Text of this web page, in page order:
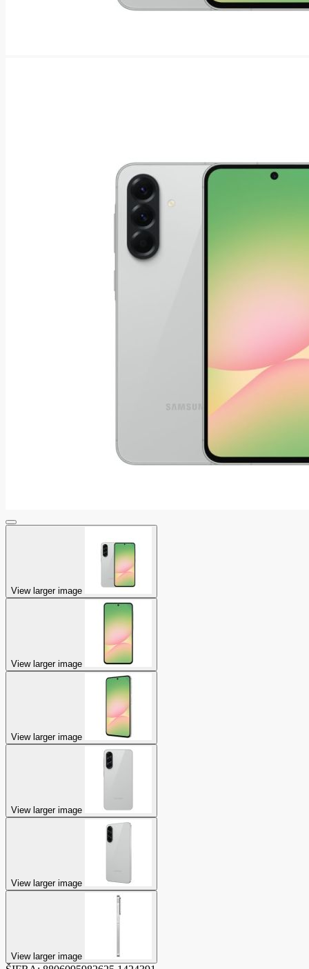
View larger image
View larger image
View larger image
View larger image
View larger image
View larger image